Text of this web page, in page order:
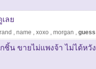
ลย
, name , xoxo , morgan , guess
ชิ้น ขายไม่แพงจ้า ไม่ได้หวัง